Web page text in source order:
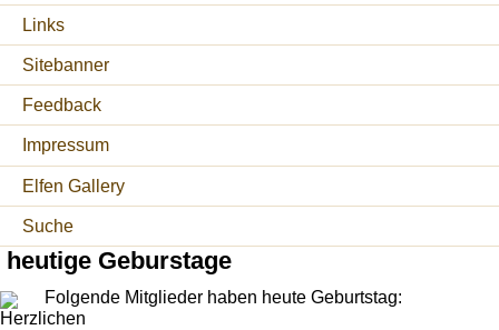
Links
Sitebanner
Feedback
Impressum
Elfen Gallery
Suche
heutige Geburstage
Folgende Mitglieder haben heute Geburtstag: